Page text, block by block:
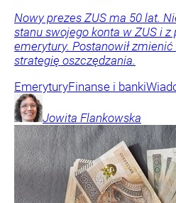
Nowy prezes ZUS ma 50 lat.
stanu swojego konta w ZUS i
emerytury. Postanowił
strategię oszczędzania.
EmeryturyFinanse i banki
Jowita Flankowska